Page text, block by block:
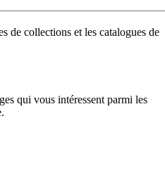
de collections et les catalogues de
qui vous intéressent parmi les